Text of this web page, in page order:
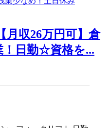
月収26万円可】倉
！日勤☆資格を...